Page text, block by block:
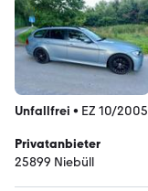
Unfallfrei • EZ 10/2005
Privatanbieter
25899 Niebüll